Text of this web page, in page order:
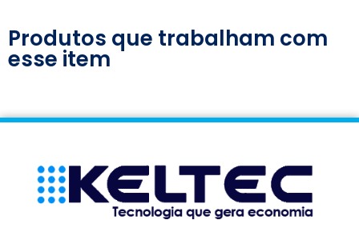
Produtos que trabalham com
esse item